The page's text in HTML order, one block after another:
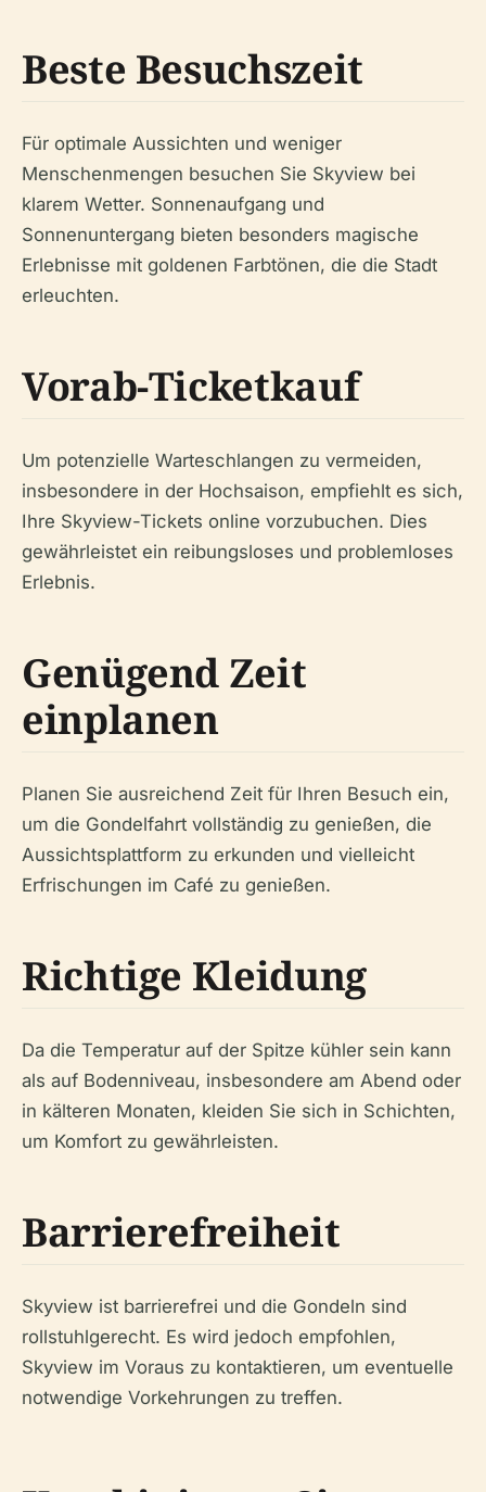
Beste Besuchszeit
Für optimale Aussichten und weniger
Menschenmengen besuchen Sie Skyview bei
klarem Wetter. Sonnenaufgang und
Sonnenuntergang bieten besonders magische
Erlebnisse mit goldenen Farbtönen, die die Stadt
erleuchten.
Vorab-Ticketkauf
Um potenzielle Warteschlangen zu vermeiden,
insbesondere in der Hochsaison, empfiehlt es sich,
Ihre Skyview-Tickets online vorzubuchen. Dies
gewährleistet ein reibungsloses und problemloses
Erlebnis.
Genügend Zeit
einplanen
Planen Sie ausreichend Zeit für Ihren Besuch ein,
um die Gondelfahrt vollständig zu genießen, die
Aussichtsplattform zu erkunden und vielleicht
Erfrischungen im Café zu genießen.
Richtige Kleidung
Da die Temperatur auf der Spitze kühler sein kann
als auf Bodenniveau, insbesondere am Abend oder
in kälteren Monaten, kleiden Sie sich in Schichten,
um Komfort zu gewährleisten.
Barrierefreiheit
Skyview ist barrierefrei und die Gondeln sind
rollstuhlgerecht. Es wird jedoch empfohlen,
Skyview im Voraus zu kontaktieren, um eventuelle
notwendige Vorkehrungen zu treffen.